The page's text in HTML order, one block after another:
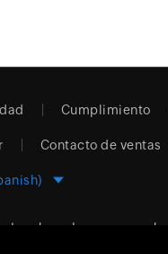
Cumplimiento
Contacto de ventas
los derechos reservados.